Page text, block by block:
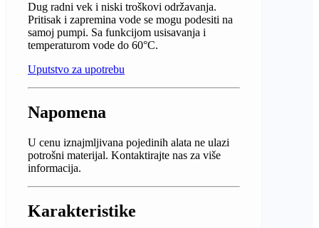
Dug radni vek i niski troškovi održavanja.
Pritisak i zapremina vode se mogu podesiti na
samoj pumpi. Sa funkcijom usisavanja i
temperaturom vode do 60°C.
Uputstvo za upotrebu
Napomena
U cenu iznajmljivana pojedinih alata ne ulazi
potrošni materijal. Kontaktirajte nas za više
informacija.
Karakteristike